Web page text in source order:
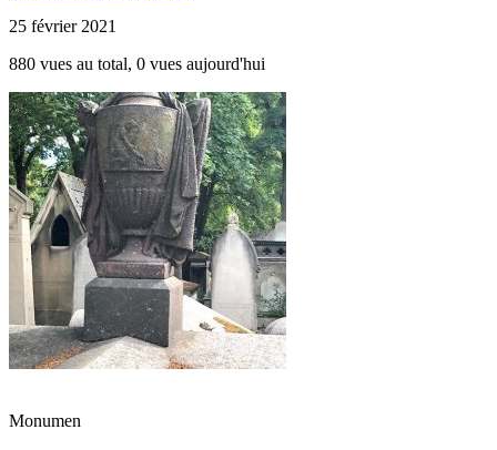
25 février 2021
880 vues au total, 0 vues aujourd'hui
Monumen